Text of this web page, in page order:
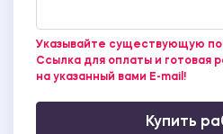
Указывайте существующую
Ссылка для оплаты и готовая
на указанный вами E-mail!
Купить